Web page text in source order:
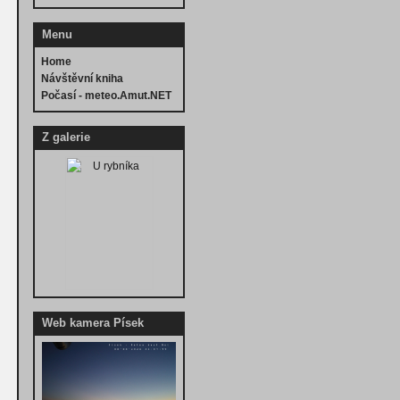
Menu
Home
Návštěvní kniha
Počasí - meteo.Amut.NET
Z galerie
Web kamera Písek